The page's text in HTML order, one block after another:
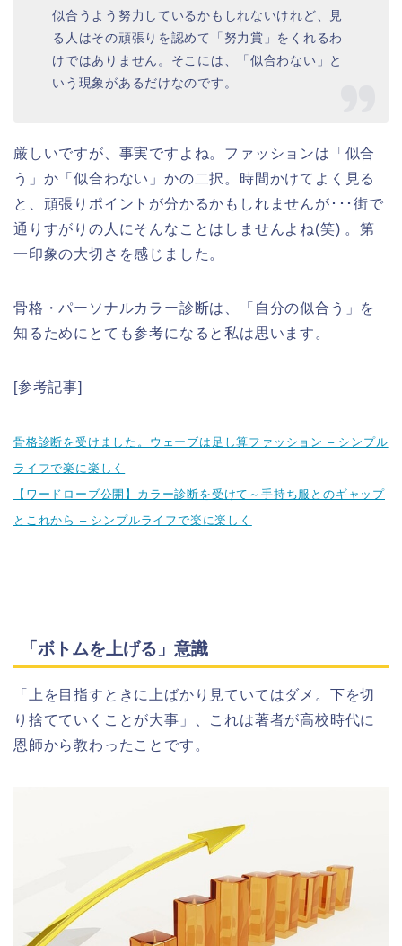
似合うよう努力しているかもしれないけれど、見
る人はその頑張りを認めて「努力賞」をくれるわ
けではありません。そこには、「似合わない」と
いう現象があるだけなのです。
厳しいですが、事実ですよね。ファッションは「似合
う」か「似合わない」かの二択。時間かけてよく見る
と、頑張りポイントが分かるかもしれませんが･･･街で
通りすがりの人にそんなことはしませんよね(笑) 。第
一印象の大切さを感じました。
骨格・パーソナルカラー診断は、「自分の似合う」を
知るためにとても参考になると私は思います。
[参考記事]
骨格診断を受けました。ウェーブは足し算ファッション – シンプル
ライフで楽に楽しく
【ワードローブ公開】カラー診断を受けて～手持ち服とのギャップ
とこれから – シンプルライフで楽に楽しく
「ボトムを上げる」意識
「上を目指すときに上ばかり見ていてはダメ。下を切
り捨てていくことが大事」、これは著者が高校時代に
恩師から教わったことです。